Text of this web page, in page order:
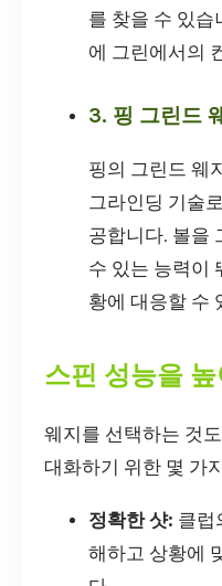
를 찾을 수 있습
에 그린에서의
3. 핑 그린드
핑의 그린드 웨
그라인딩 기술
공합니다. 볼을
수 있는 능력이
황에 대응할 수
스핀 성능을
웨지를 선택하는 것
대화하기 위한 몇 가
정확한 샷: 클럽
해하고 상황에